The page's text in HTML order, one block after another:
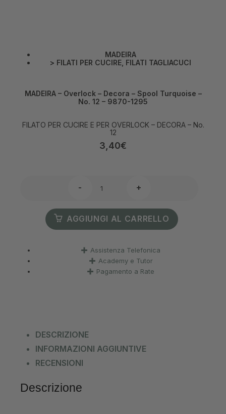
MADEIRA
> FILATI PER CUCIRE, FILATI TAGLIACUCI
MADEIRA – Overlock – Decora – Spool Turquoise –
No. 12 – 9870-1295
FILATO PER CUCIRE E PER OVERLOCK – DECORA – No.
12
3,40€
- +
AGGIUNGI AL CARRELLO
Assistenza Telefonica
Academy e Tutor
Pagamento a Rate
DESCRIZIONE
INFORMAZIONI AGGIUNTIVE
RECENSIONI
Descrizione